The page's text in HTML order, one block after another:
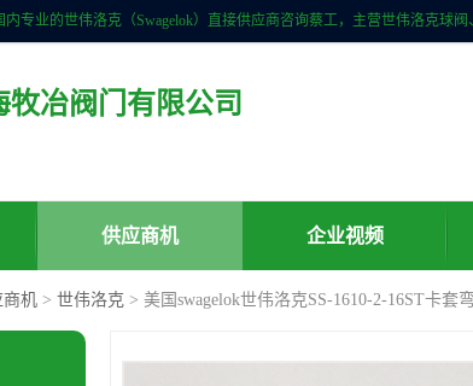
牧冶阀门有限公司
供应商机 企业视频
商机 > 世伟洛克 > 美国swagelok世伟洛克SS-1610-2-16ST卡套